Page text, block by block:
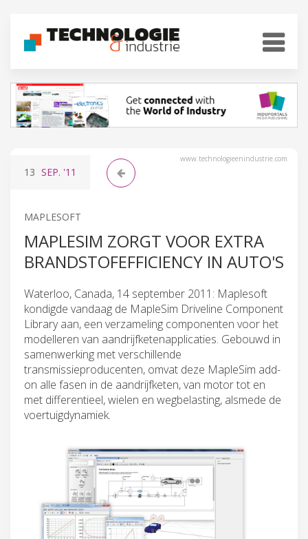
www.technologieenindustrie.com
13 SEP. '11
MAPLESOFT
MAPLESIM ZORGT VOOR EXTRA
BRANDSTOFEFFICIENCY IN AUTO'S
Waterloo, Canada, 14 september 2011: Maplesoft
kondigde vandaag de MapleSim Driveline Component
Library aan, een verzameling componenten voor het
modelleren van aandrijfketenapplicaties. Gebouwd in
samenwerking met verschillende
transmissieproducenten, omvat deze MapleSim add-
on alle fasen in de aandrijfketen, van motor tot en
met differentieel, wielen en wegbelasting, alsmede de
voertuigdynamiek.